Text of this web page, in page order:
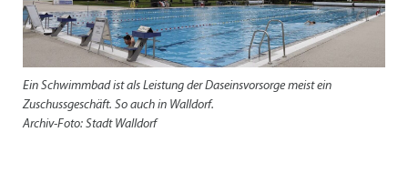
Ein Schwimmbad ist als Leistung der Daseinsvorsorge meist ein
Zuschussgeschäft. So auch in Walldorf.
Archiv-Foto: Stadt Walldorf